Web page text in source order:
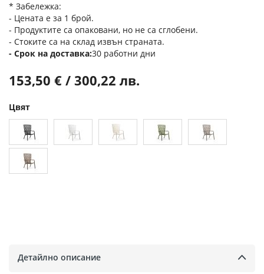
* Забележка:
- Цената е за 1 брой.
- Продуктите са опаковани, но не са сглобени.
- Стоките са на склад извън страната.
Срок на доставка 30 работни дни
153,50 € / 300,22 лв.
Цвят
Детайлно описание